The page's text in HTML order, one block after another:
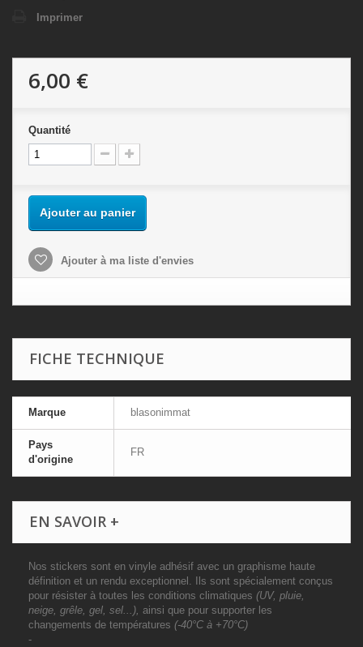
Imprimer
6,00 €
Quantité
Ajouter au panier
Ajouter à ma liste d'envies
FICHE TECHNIQUE
Marque blasonimmat
Pays
d'origine
FR
EN SAVOIR +
Nos stickers sont en vinyle adhésif avec un graphisme haute
définition et un rendu exceptionnel. Ils sont spécialement conçus
pour résister à toutes les conditions climatiques (UV, pluie,
neige, grêle, gel, sel...), ainsi que pour supporter les
changements de températures (-40°C à +70°C)
-